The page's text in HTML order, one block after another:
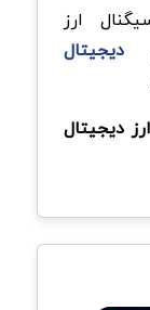
ارز
دیجیتال